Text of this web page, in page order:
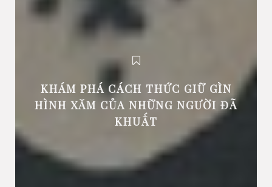
KHÁM PHÁ CÁCH THỨC GIỮ GÌN
HÌNH XĂM CỦA NHỮNG NGƯỜI ĐÃ
KHUẤT